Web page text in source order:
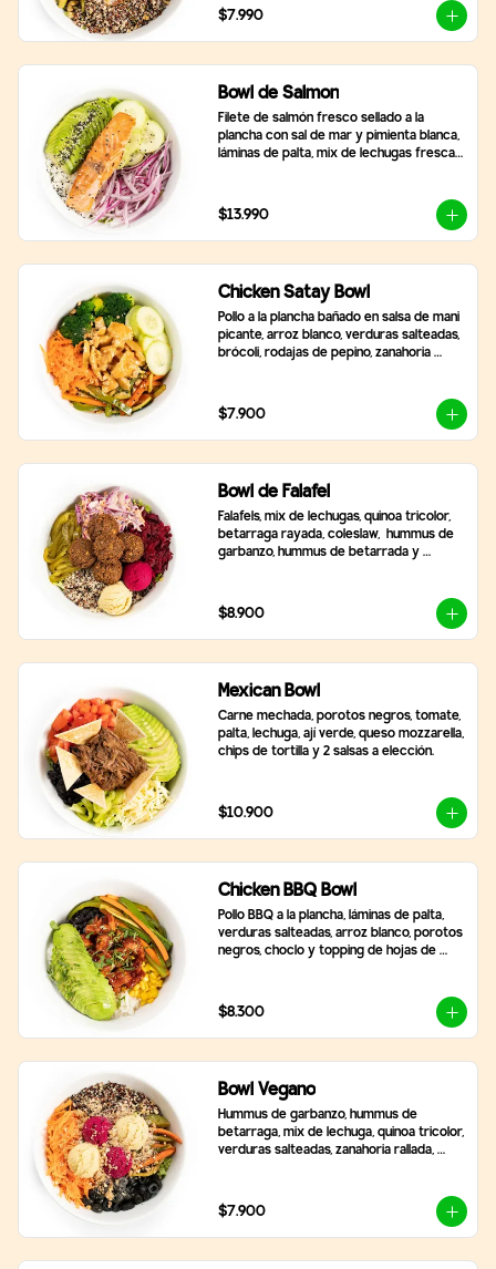
$7.990
Bowl de Salmon
Filete de salmón fresco sellado a la
plancha con sal de mar y pimienta blanca,
láminas de palta, mix de lechugas frescas,
tostado.
$13.990
Chicken Satay Bowl
Pollo a la plancha bañado en salsa de mani
picante, arroz blanco, verduras salteadas,
brócoli, rodajas de pepino, zanahoria
$7.900
Bowl de Falafel
Falafels, mix de lechugas, quinoa tricolor,
betarraga rayada, coleslaw,  hummus de
garbanzo, hummus de betarrada y
$8.900
Mexican Bowl
Carne mechada, porotos negros, tomate,
palta, lechuga, ají verde, queso mozzarella,
chips de tortilla y 2 salsas a elección.
$10.900
Chicken BBQ Bowl
Pollo BBQ a la plancha, láminas de palta,
verduras salteadas, arroz blanco, porotos
negros, choclo y topping de hojas de
$8.300
Bowl Vegano
Hummus de garbanzo, hummus de
betarraga, mix de lechuga, quinoa tricolor,
verduras salteadas, zanahoria rallada,
elección
$7.900